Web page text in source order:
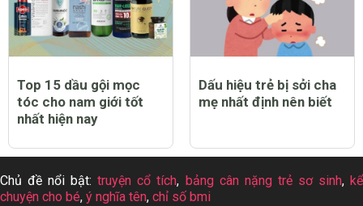
Top 15 dầu gội mọc
tóc cho nam giới tốt
nhất hiện nay
Dấu hiệu trẻ bị sởi cha
mẹ nhất định nên biết
Chủ đề nổi bật:truyện cổ tích, bảng cân nặng trẻ sơ sinh,kể
chuyện cho bé, ý nghĩa tên, chỉ số bmi